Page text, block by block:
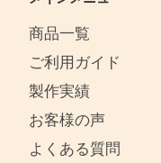
商品一覧
ご利用ガイド
製作実績
お客様の声
よくある質問